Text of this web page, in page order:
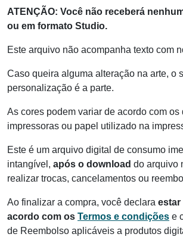
ATENÇÃO: Você não receberá
ou em formato Studio.
Este arquivo não acompanha texto com
Caso queira alguma alteração na arte, o
personalização é a parte.
As cores podem variar de acordo com os
impressoras ou papel utilizado na
Este é um arquivo digital de consumo
intangível, após o download do arquivo
realizar trocas, cancelamentos ou
Ao finalizar a compra, você declara estar
acordo com os Termos e condições e
de Reembolso aplicáveis a produtos